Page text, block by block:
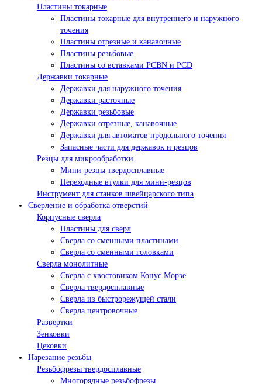
Пластины токарные
Пластины токарные для внутреннего и наружного
точения
Пластины отрезные и канавочные
Пластины резьбовые
Пластины со вставками PCBN и PCD
Державки токарные
Державки для наружного точения
Державки расточные
Державки резьбовые
Державки отрезные, канавочные
Державки для автоматов продольного точения
Запасные части для державок и резцов
Резцы для микрообработки
Мини-резцы твердосплавные
Переходные втулки для мини-резцов
Инструмент для станков швейцарского типа
Сверление и обработка отверстий
Корпусные сверла
Пластины для сверл
Сверла со сменными пластинами
Сверла со сменными головками
Сверла монолитные
Сверла с хвостовиком Конус Морзе
Сверла твердосплавные
Сверла из быстрорежущей стали
Сверла центровочные
Развертки
Зенковки
Цековки
Нарезание резьбы
Резьбофрезы твердосплавные
Многорядные резьбофрезы